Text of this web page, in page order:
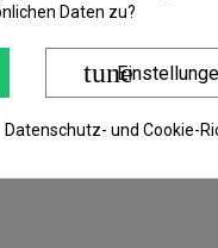
Daten zu?
tune
Datenschutz- und Cookie-